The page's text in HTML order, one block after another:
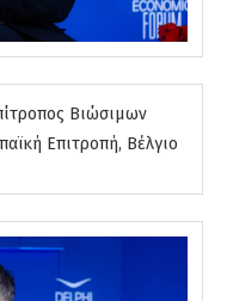
Βιώσιμων
Επιτροπή, Βέλγιο